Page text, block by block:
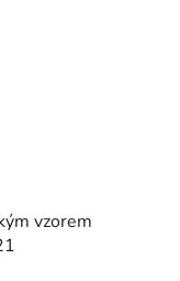
vzorem